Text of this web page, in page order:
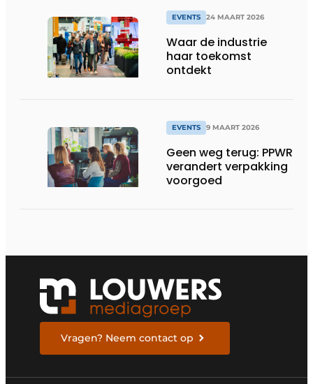
EVENTS 24 MAART 2026
Waar de industrie
haar toekomst
ontdekt
EVENTS 9 MAART 2026
Geen weg terug: PPWR
verandert verpakking
voorgoed
Vragen? Neem contact op